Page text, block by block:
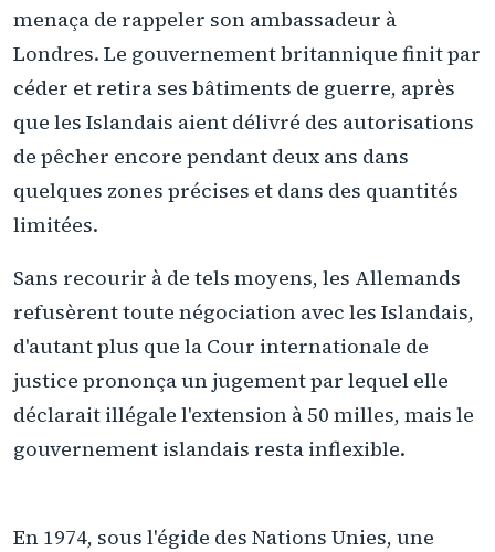
menaça de rappeler son ambassadeur à
Londres. Le gouvernement britannique finit par
céder et retira ses bâtiments de guerre, après
que les Islandais aient délivré des autorisations
de pêcher encore pendant deux ans dans
quelques zones précises et dans des quantités
limitées.
Sans recourir à de tels moyens, les Allemands
refusèrent toute négociation avec les Islandais,
d'autant plus que la Cour internationale de
justice prononça un jugement par lequel elle
déclarait illégale l'extension à 50 milles, mais le
gouvernement islandais resta inflexible.
En 1974, sous l'égide des Nations Unies, une